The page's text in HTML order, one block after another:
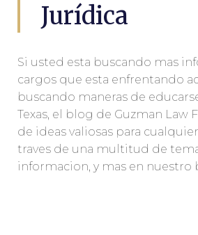
Jurídica
Si usted esta buscando mas
cargos que esta enfrentando
buscando maneras de
Texas, el blog de Guzman Law
de ideas valiosas para
traves de una multitud de
informacion, y mas en nuestro